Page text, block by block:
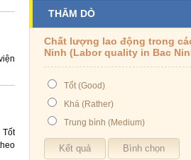
Tốt
THĂM DÒ
Chất lượng lao động trong
Ninh (Labor quality in Bac
Tốt (Good)
Khá (Rather)
Trung bình (Medium)